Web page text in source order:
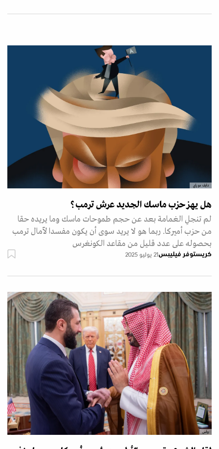
دايف موراي
هل يهز حزب ماسك الجديد عرش ترمب؟
لم تنجلِ الغمامة بعد عن حجم طموحات ماسك وما يريده حقا
من حزب أميركا. ربما هو لا يريد سوى أن يكون مفسدا لآمال ترمب
بحصوله على عدد قليل من مقاعد الكونغرس
كريستوفر فيليبس 21 يوليو 2025
واس